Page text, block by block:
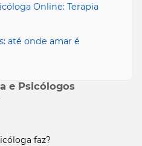
Online: Terapia
até onde amar é
e Psicólogos
faz?